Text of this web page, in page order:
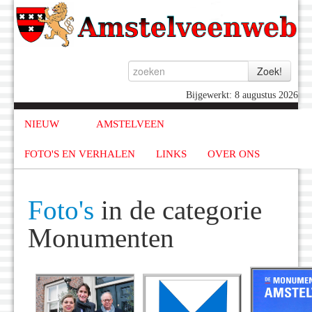
Bijgewerkt: 8 augustus 2026
NIEUW AMSTELVEEN
FOTO'S EN VERHALEN LINKS OVER ONS
Foto's in de categorie
Monumenten